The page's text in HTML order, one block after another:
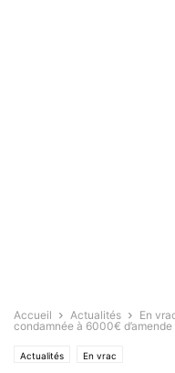
Accueil Actualités En
condamnée à 6000€
Actualités En vrac